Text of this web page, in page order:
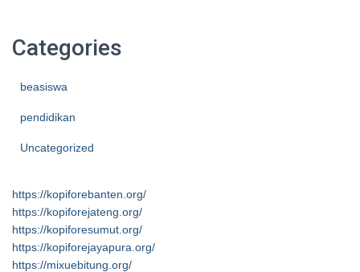
Categories
beasiswa
pendidikan
Uncategorized
https://kopiforebanten.org/
https://kopiforejateng.org/
https://kopiforesumut.org/
https://kopiforejayapura.org/
https://mixuebitung.org/